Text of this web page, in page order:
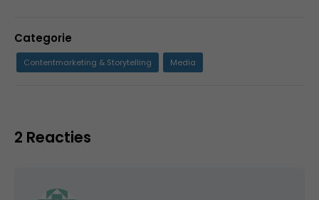
Categorie
Contentmarketing & Storytelling Media
2 Reacties